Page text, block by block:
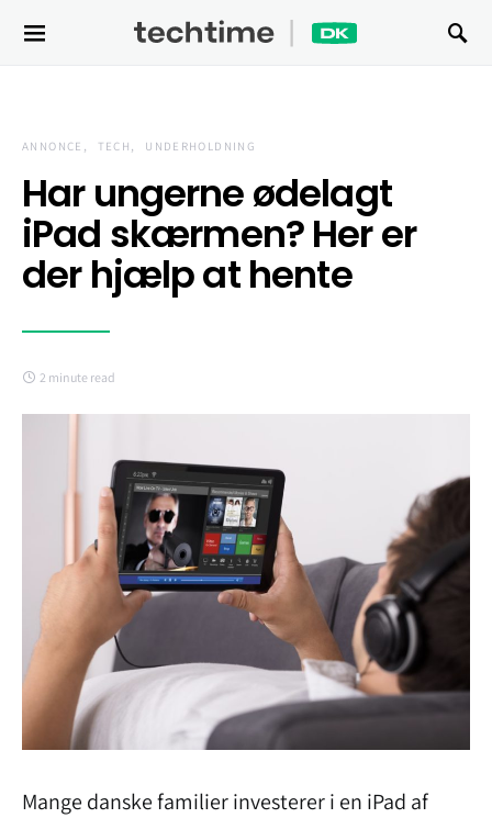
Search for:
ANNONCE TECH UNDERHOLDNING
Har ungerne ødelagt
iPad skærmen? Her er
der hjælp at hente
2 minute read
Mange danske familier investerer i en iPad af